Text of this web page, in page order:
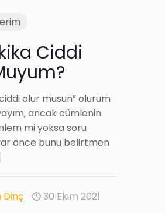
Ciddi
olur musun” olurum
ancak cümlenin
mi yoksa soru
önce bunu belirtmen
Dinç 30 Ekim 2021